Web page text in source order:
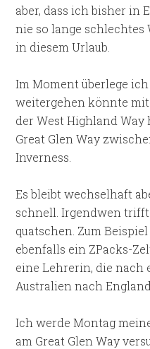
aber, dass ich bisher in
nie so lange schlechtes
in diesem Urlaub.
Im Moment überlege
weitergehen könnte
der West Highland
Great Glen Way
Inverness.
Es bleibt wechselhaft
schnell. Irgendwen
quatschen. Zum
ebenfalls ein ZPacks-
eine Lehrerin, die nach
Australien nach
Ich werde Montag
am Great Glen Way